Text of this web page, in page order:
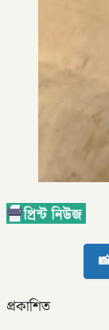
প্রকাশিত